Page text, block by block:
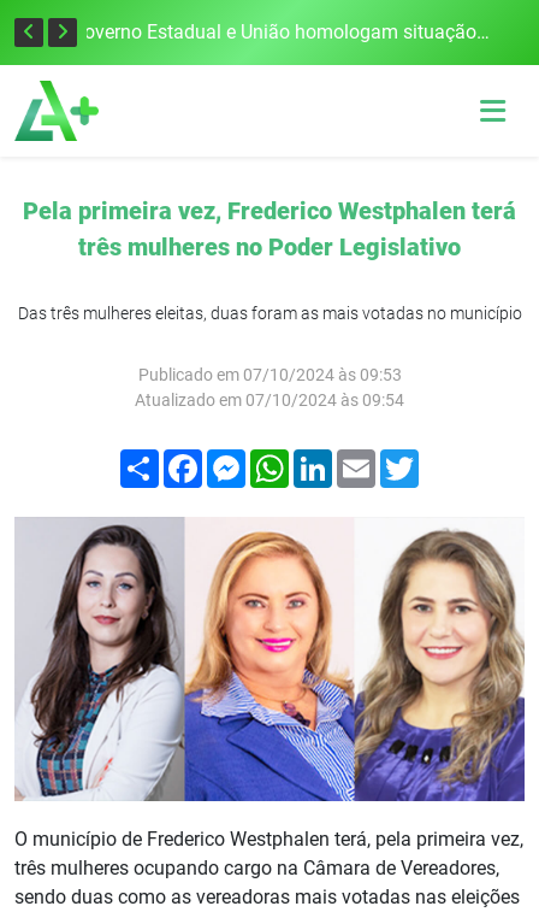
Defesa Civil alerta para risco de tornado e tempestades severas no RS entre esta quinta e sexta-feira Governo Estadual e União homologam situação de emergência em Frederico Westphalen após vendaval
Pela primeira vez, Frederico Westphalen terá
três mulheres no Poder Legislativo
Das três mulheres eleitas, duas foram as mais votadas no município
Publicado em 07/10/2024 às 09:53
Atualizado em 07/10/2024 às 09:54
Compartilhar
FacebookMessenger
WhatsApp
LinkedIn
Email
O município de Frederico Westphalen terá, pela primeira vez,
três mulheres ocupando cargo na Câmara de Vereadores,
sendo duas como as vereadoras mais votadas nas eleições